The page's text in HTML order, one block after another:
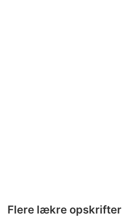
Flere lækre opskrifter